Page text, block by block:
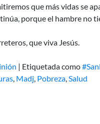
que más vidas se
porque el hambre no
que viva Jesús.
| Etiquetada como
, Madj, Pobreza,Salud